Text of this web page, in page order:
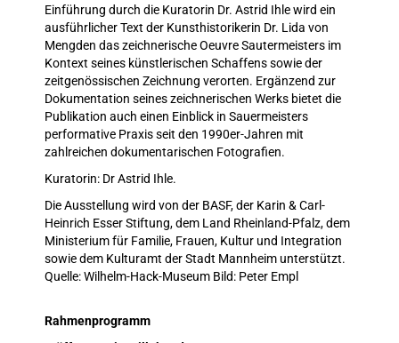
Einführung durch die Kuratorin Dr. Astrid Ihle wird ein
ausführlicher Text der Kunsthistorikerin Dr. Lida von
Mengden das zeichnerische Oeuvre Sautermeisters im
Kontext seines künstlerischen Schaffens sowie der
zeitgenössischen Zeichnung verorten. Ergänzend zur
Dokumentation seines zeichnerischen Werks bietet die
Publikation auch einen Einblick in Sauermeisters
performative Praxis seit den 1990er-Jahren mit
zahlreichen dokumentarischen Fotografien.
Kuratorin: Dr Astrid Ihle.
Die Ausstellung wird von der BASF, der Karin & Carl-
Heinrich Esser Stiftung, dem Land Rheinland-Pfalz, dem
Ministerium für Familie, Frauen, Kultur und Integration
sowie dem Kulturamt der Stadt Mannheim unterstützt.
Quelle: Wilhelm-Hack-Museum Bild: Peter Empl
Rahmenprogramm